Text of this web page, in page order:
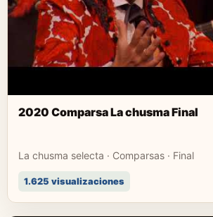
2020 Comparsa La chusma Final
La chusma selecta · Comparsas · Final
1.625 visualizaciones